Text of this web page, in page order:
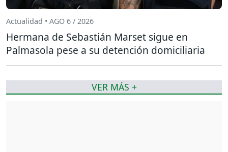
Actualidad • AGO 6 / 2026
Hermana de Sebastián Marset sigue en
Palmasola pese a su detención domiciliaria
VER MÁS +